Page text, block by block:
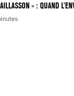
» : QUAND